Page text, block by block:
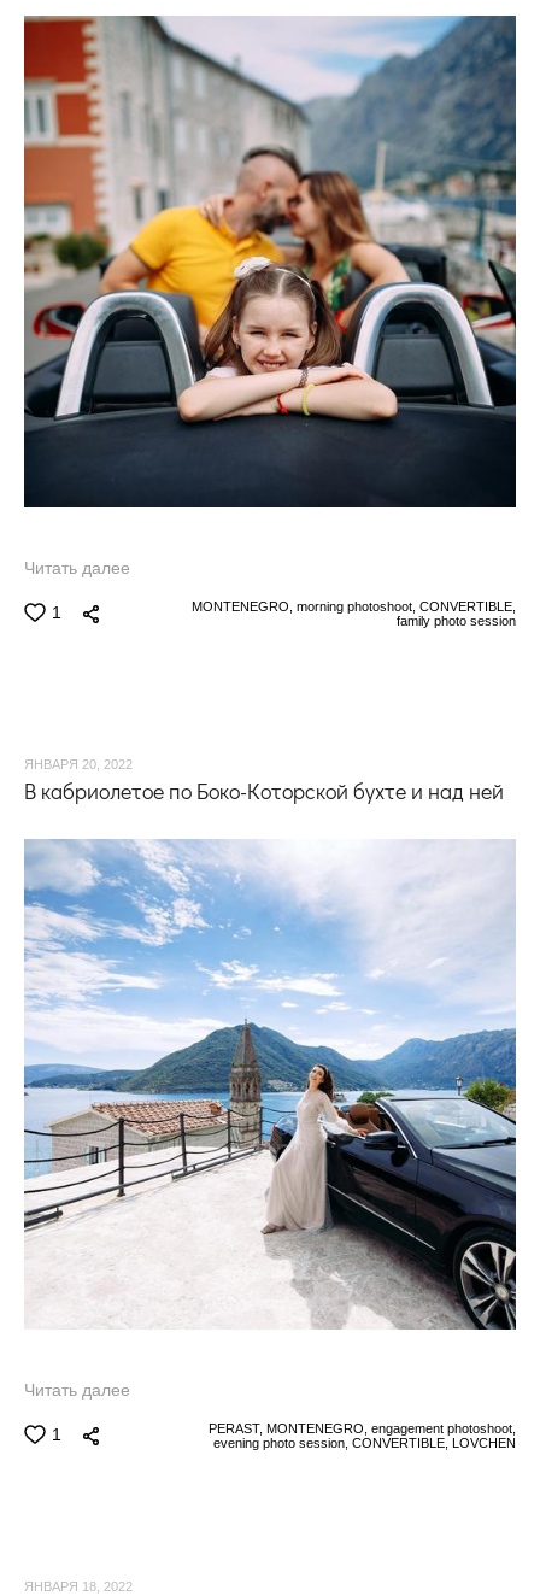
Читать далее
1 MONTENEGRO, morning photoshoot, CONVERTIBLE,
family photo session
Читать далее
1 PERAST, MONTENEGRO, engagement photoshoot,
evening photo session, CONVERTIBLE, LOVCHEN
ЯНВАРЯ 20, 2022
В кабриолетое по Боко-Которской бухте и над ней
ЯНВАРЯ 18, 2022